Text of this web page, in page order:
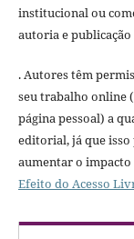
institucional ou
autoria e
. Autores têm
seu trabalho online
página pessoal) a
editorial, já que
aumentar o
Efeito do Acesso